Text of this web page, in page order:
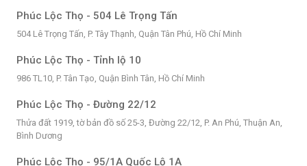
Phúc Lộc Thọ - 504 Lê Trọng Tấn
504 Lê Trọng Tấn, P. Tây Thạnh, Quận Tân Phú, Hồ Chí Minh
Phúc Lộc Thọ - Tỉnh lộ 10
986 TL10, P. Tân Tạo, Quận Bình Tân, Hồ Chí Minh
Phúc Lộc Thọ - Đường 22/12
Thửa đất 1919, tờ bản đồ số 25-3, Đường 22/12, P. An Phú, Thuận An,
Bình Dương
Phúc Lộc Thọ - 95/1A Quốc Lộ 1A